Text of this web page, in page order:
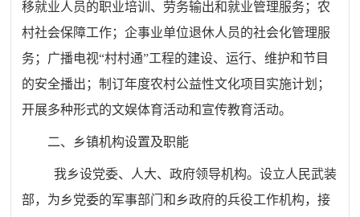
移就业人员的职业培训、劳务输出和就业管理服务；农
村社会保障工作；企事业单位退休人员的社会化管理服
务；广播电视“村村通”工程的建设、运行、维护和节目
的安全播出；制订年度农村公益性文化项目实施计划；
开展多种形式的文娱体育活动和宣传教育活动。
二、乡镇机构设置及职能
我乡设党委、人大、政府领导机构。设立人民武装
部，为乡党委的军事部门和乡政府的兵役工作机构，接